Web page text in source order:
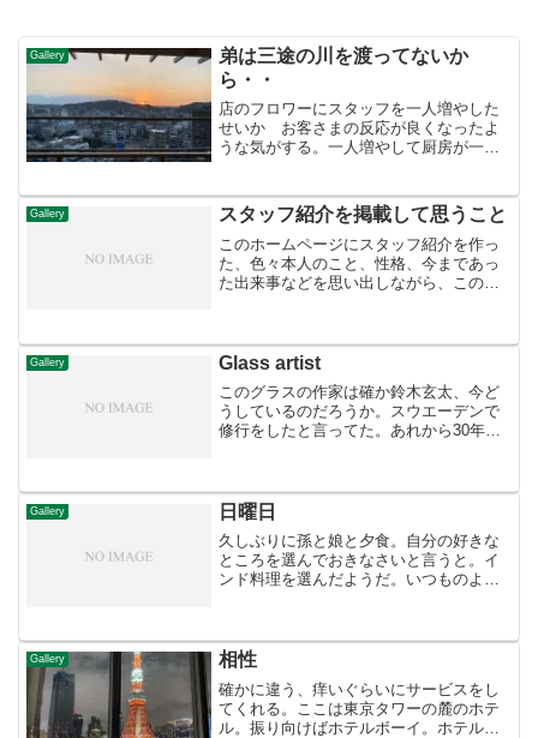
Gallery
弟は三途の川を渡ってないか
ら・・
店のフロワーにスタッフを一人増やした
せいか お客さまの反応が良くなったよ
うな気がする。一人増やして厨房が一人
から電話。今度はなんだ、96の叔母がコ
ロナに感染したと、幸い...
Gallery スタッフ紹介を掲載して思うこと
このホームページにスタッフ紹介を作っ
た、色々本人のこと、性格、今まであっ
た出来事などを思い出しながら、このメ
ってできない。基本は旅行...
Gallery Glass artist
このグラスの作家は確か鈴木玄太、今ど
うしているのだろうか。スウエーデンで
修行をしたと言ってた。あれから30年。
ラスがある。もらった人間たちは作家を
思い出すのか 私を思い...
Gallery 日曜日
久しぶりに孫と娘と夕食。自分の好きな
ところを選んでおきなさいと言うと。イ
ンド料理を選んだようだ。いつものよう
手羽元と竹輪のようなもの(...
Gallery 相性
確かに違う、痒いぐらいにサービスをし
てくれる。ここは東京タワーの麓のホテ
ル。振り向けばホテルボーイ。ホテルに